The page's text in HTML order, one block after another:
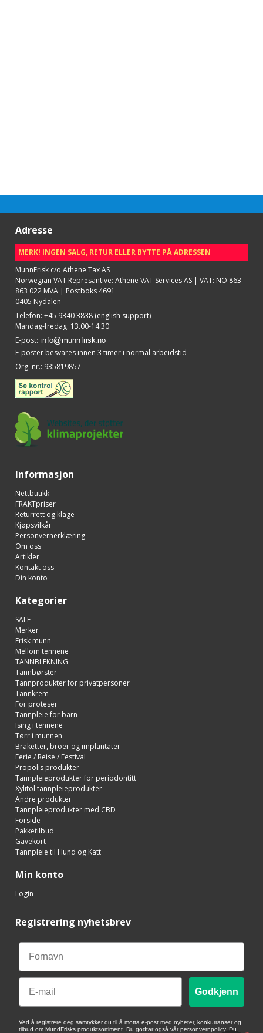
Adresse
MERK! INGEN SALG, RETUR ELLER BYTTE PÅ ADRESSEN
MunnFrisk c/o Athene Tax AS
Norwegian VAT Represantive: Athene VAT Services AS | VAT: NO 863
863 022 MVA | Postboks 4691
0405 Nydalen
Telefon: +45 9340 3838 (english support)
Mandag-fredag: 13.00-14.30
E-post:
E-poster besvares innen 3 timer i normal arbeidstid
Org. nr.: 935819857
Informasjon
Nettbutikk
FRAKTpriser
Returrett og klage
Kjøpsvilkår
Personvernerklæring
Om oss
Artikler
Kontakt oss
Din konto
Kategorier
SALE
Merker
Frisk munn
Mellom tennene
TANNBLEKNING
Tannbørster
Tannprodukter for privatpersoner
Tannkrem
For proteser
Tannpleie for barn
Ising i tennene
Tørr i munnen
Braketter, broer og implantater
Ferie / Reise / Festival
Propolis produkter
Tannpleieprodukter for periodontitt
Xylitol tannpleieprodukter
Andre produkter
Tannpleieprodukter med CBD
Forside
Pakketilbud
Gavekort
Tannpleie til Hund og Katt
Min konto
Login
Registrering nyhetsbrev
Email
Godkjenn
Ved å registrere deg samtykker du til å motta e-post med nyheter, konkurranser og
tilbud om MundFrisks produktsortiment. Du godtar også vår personvernpolicy. Du